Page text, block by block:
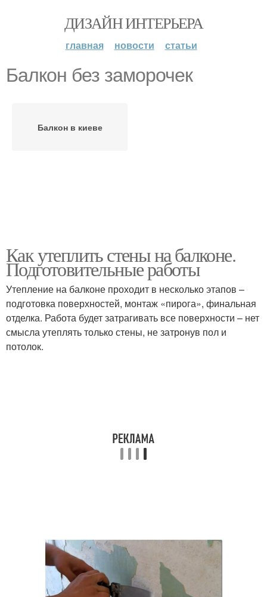
ДИЗАЙН ИНТЕРЬЕРА
главная новости статьи
Балкон без заморочек
Балкон в киеве
Как утеплить стены на балконе.
Подготовительные работы
Утепление на балконе проходит в несколько этапов –
подготовка поверхностей, монтаж «пирога», финальная
отделка. Работа будет затрагивать все поверхности – нет
смысла утеплять только стены, не затронув пол и
потолок.